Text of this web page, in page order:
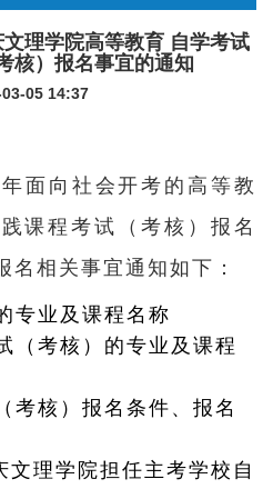
理学院高等教育 自学考试
核）报名事宜的通知
05 14:37
向社会开考的高等教
课程考试（考核）报名
名相关事宜通知如下：
专业及课程名称
（考核）的专业及课程
考核）报名条件、报名
文理学院担任主考学校自